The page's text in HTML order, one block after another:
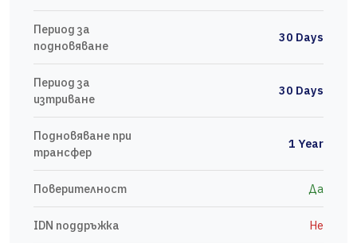
Период за
подновяване
30 Days
Период за
изтриване
30 Days
Подновяване при
трансфер
1 Year
Поверителност Да
IDN поддръжка Не